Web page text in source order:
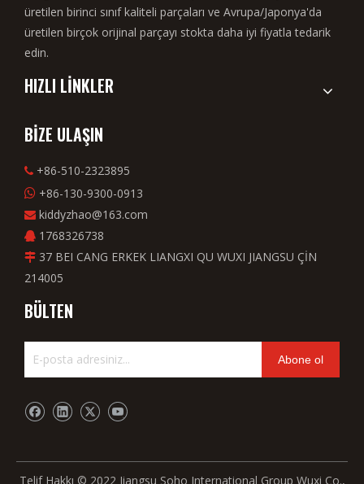
üretilen birinci sınıf kaliteli parçaları ve Avrupa/Japonya'da
üretilen birçok orijinal parçayı stokta daha iyi fiyatla tedarik
edin.
HIZLI LİNKLER
BİZE ULAŞIN
 +86-510-2323895
 +86-130-9300-0913
 kiddyzhao@163.com
 1768326738
 37 BEI CANG ERKEK LIANGXI QU WUXI JIANGSU ÇİN
214005
BÜLTEN
Abone ol
Telif Hakkı © 2022 Jiangsu Soho International Group Wuxi Co.,